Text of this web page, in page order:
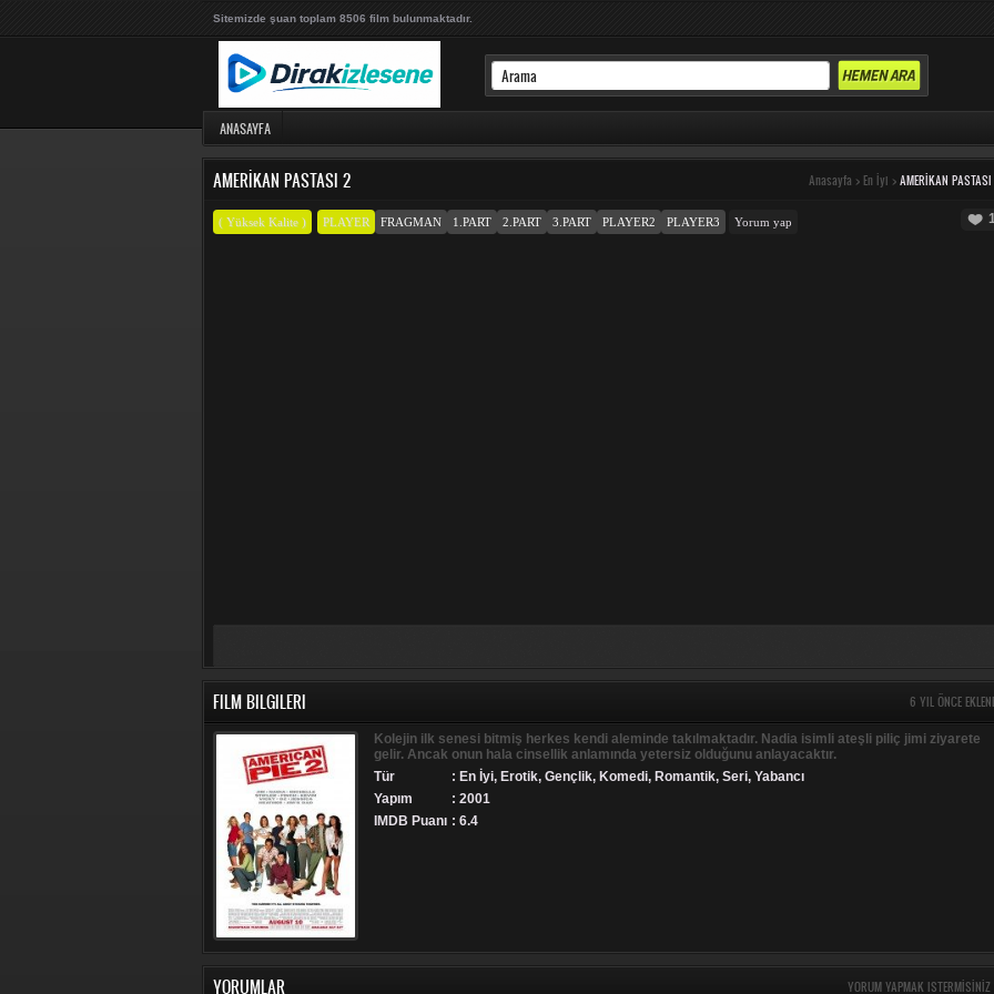
Sitemizde şuan toplam 8506 film bulunmaktadır.
ANASAYFA
AMERIKAN PASTASI 2 Anasayfa > En İyi > AMERIKAN
( Yüksek Kalite ) PLAYER FRAGMAN 1.PART 2.PART 3.PART PLAYER2 PLAYER3 Yorum yap
FILM BILGILERI 6 YIL ÖNCE
Kolejin ilk senesi bitmiş herkes kendi aleminde takılmaktadır. Nadia isimli ateşli piliç jimi ziyarete
gelir. Ancak onun hala cinsellik anlamında yetersiz olduğunu anlayacaktır.
Tür
: En İyi, Erotik, Gençlik, Komedi, Romantik, Seri, Yabancı
Yapım
: 2001
IMDB Puanı : 6.4
YORUMLAR YORUM YAPMAK